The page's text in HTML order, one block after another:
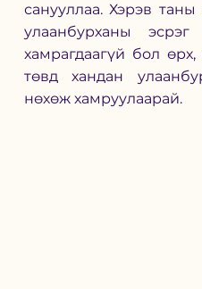
санууллаа. Хэрэв
улаанбурханы
хамрагдаагүй бол
төвд хандан
нөхөж хамруулаарай.